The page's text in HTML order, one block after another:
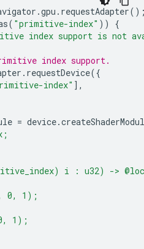
.gpu . requestAdapter
( "primitive-index" ))
{
index support is not
index support.
. requestDevice({
index" ],
= device.
i : u32) ->
0, 1);
1);